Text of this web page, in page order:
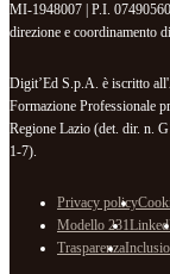
MI-1948007 | P.I.
direzione e coordinamento
Digit’Ed S.p.A. è iscritto
Formazione Professionale
Regione Lazio (det. dir. n.
1-7).
Privacy policy
Modello 231
Trasparenza